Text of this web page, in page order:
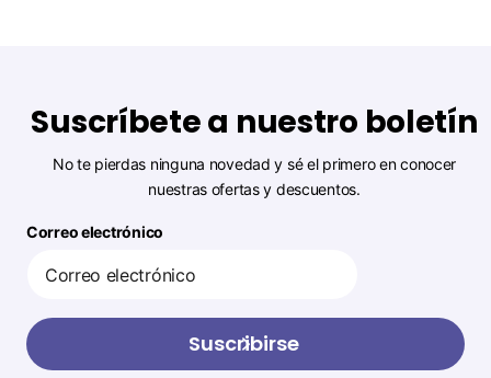
Suscríbete a nuestro boletín
No te pierdas ninguna novedad y sé el primero en conocer
nuestras ofertas y descuentos.
Correo electrónico
Suscribirse